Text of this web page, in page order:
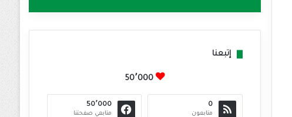
إتبعنا
50٬000
0
متابعون
50٬000
متابعي صفحتنا